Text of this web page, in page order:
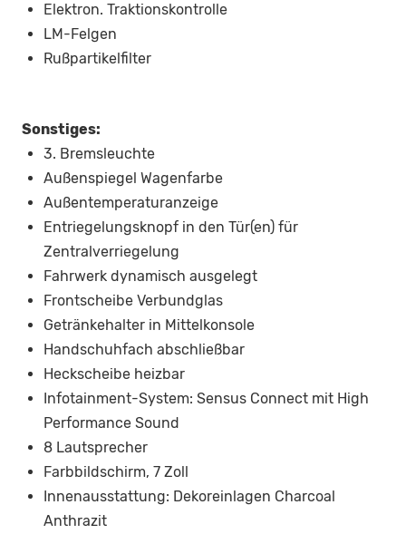
Elektron. Traktionskontrolle
LM-Felgen
Rußpartikelfilter
Sonstiges:
3. Bremsleuchte
Außenspiegel Wagenfarbe
Außentemperaturanzeige
Entriegelungsknopf in den Tür(en) für
Zentralverriegelung
Fahrwerk dynamisch ausgelegt
Frontscheibe Verbundglas
Getränkehalter in Mittelkonsole
Handschuhfach abschließbar
Heckscheibe heizbar
Infotainment-System: Sensus Connect mit High
Performance Sound
8 Lautsprecher
Farbbildschirm, 7 Zoll
Innenausstattung: Dekoreinlagen Charcoal
Anthrazit